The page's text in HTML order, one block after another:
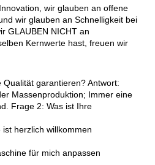
wir glauben an offene
wir glauben an Schnelligkeit bei
GLAUBEN NICHT an
Kernwerte hast, freuen wir
garantieren? Antwort:
Massenproduktion; Immer eine
Frage 2: Was ist Ihre
herzlich willkommen
für mich anpassen